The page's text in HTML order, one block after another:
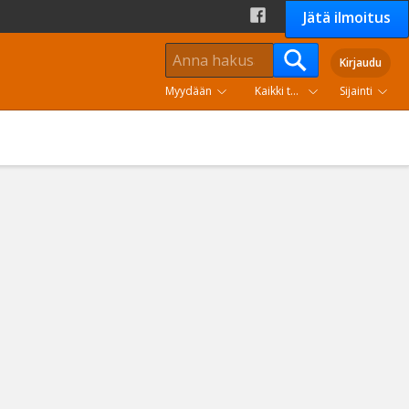
Jätä ilmoitus
Kirjaudu
Myydään
Kaikki tuoteryhmät Sijainti